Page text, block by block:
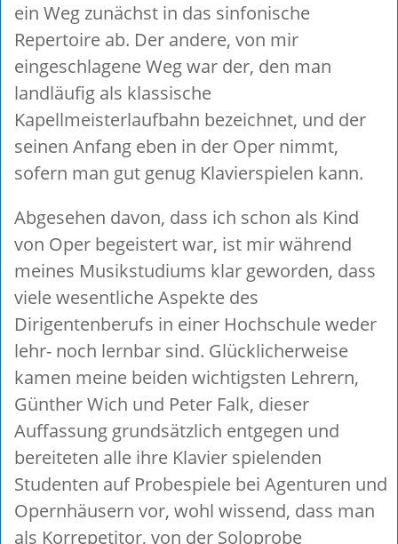
ein Weg zunächst in das sinfonische
Repertoire ab. Der andere, von mir
eingeschlagene Weg war der, den man
landläufig als klassische
Kapellmeisterlaufbahn bezeichnet, und der
seinen Anfang eben in der Oper nimmt,
sofern man gut genug Klavierspielen kann.
Abgesehen davon, dass ich schon als Kind
von Oper begeistert war, ist mir während
meines Musikstudiums klar geworden, dass
viele wesentliche Aspekte des
Dirigentenberufs in einer Hochschule weder
lehr- noch lernbar sind. Glücklicherweise
kamen meine beiden wichtigsten Lehrern,
Günther Wich und Peter Falk, dieser
Auffassung grundsätzlich entgegen und
bereiteten alle ihre Klavier spielenden
Studenten auf Probespiele bei Agenturen und
Opernhäusern vor, wohl wissend, dass man
als Korrepetitor, von der Soloprobe